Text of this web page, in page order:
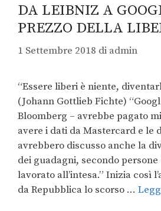
DA LEIBNIZ A
PREZZO DELLA
1 Settembre 2018 di admin
“Essere liberi è niente,
(Johann Gottlieb Fichte)
Bloomberg – avrebbe pagato
avere i dati da Mastercard e le
avrebbero discusso anche la
dei guadagni, secondo
lavorato all’intesa.” Inizia così
da Repubblica lo scorso …